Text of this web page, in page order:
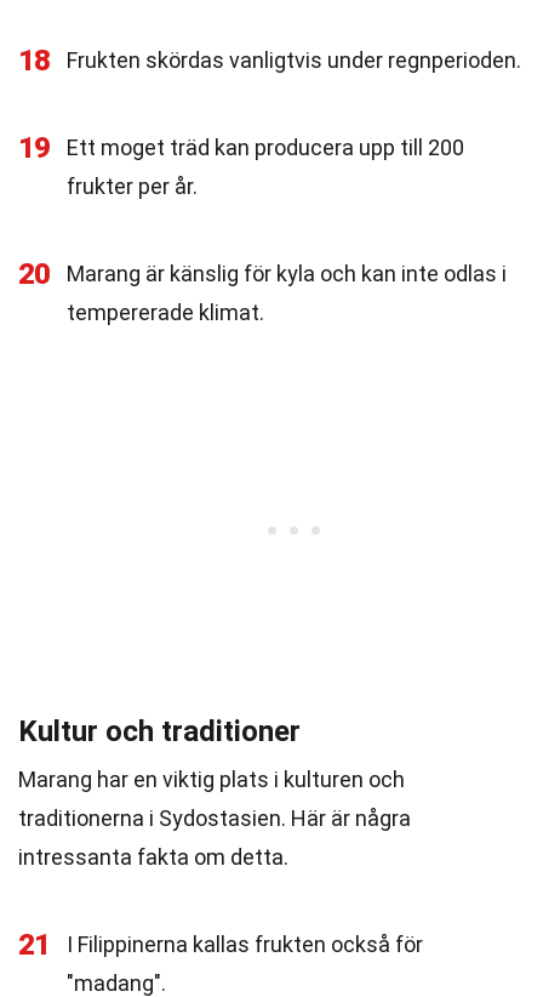
18 Frukten skördas vanligtvis under regnperioden.
19
Ett moget träd kan producera upp till 200
frukter per år.
20
Marang är känslig för kyla och kan inte odlas i
tempererade klimat.
Kultur och traditioner
Marang har en viktig plats i kulturen och
traditionerna i Sydostasien. Här är några
intressanta fakta om detta.
21
I Filippinerna kallas frukten också för
"madang".